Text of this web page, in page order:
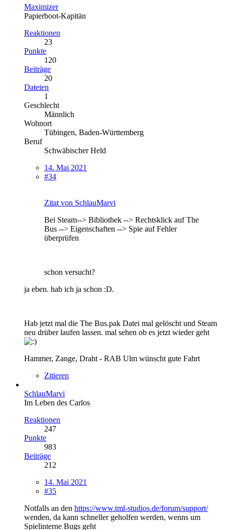
Maximizer
Papierboot-Kapitän
Reaktionen
23
Punkte
120
Beiträge
20
Dateien
1
Geschlecht
Männlich
Wohnort
Tübingen, Baden-Württemberg
Beruf
Schwäbischer Held
14. Mai 2021
#34
Zitat von SchlauMarvi
Bei Steam--> Bibliothek --> Rechtsklick auf The
Bus --> Eigenschaften --> Spie auf Fehler
überprüfen
schon versucht?
ja eben. hab ich ja schon :D.
Hab jetzt mal die The Bus.pak Datei mal gelöscht und Steam
neu drüber laufen lassen. mal sehen ob es jetzt wieder geht
Hammer, Zange, Draht - RAB Ulm wünscht gute Fahrt
Zitieren
SchlauMarvi
Im Leben des Carlos
Reaktionen
247
Punkte
983
Beiträge
212
14. Mai 2021
#35
Notfalls an den https://www.tml-studios.de/forum/support/
wenden, da kann schneller geholfen werden, wenns um
Spielinterne Bugs geht